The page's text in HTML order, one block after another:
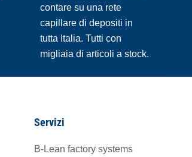
contare su una rete
capillare di depositi in
tutta Italia. Tutti con
migliaia di articoli a stock.
Servizi
B-Lean factory systems